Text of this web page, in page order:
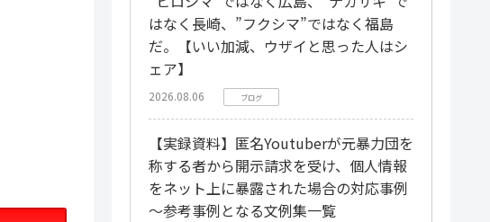
はなく長崎、”フクシマ”ではなく福島
だ。【いい加減、ウザイと思った人はシ
ェア】
2026.08.06 ブログ
【実録資料】匿名Youtuberが元暴力団を
称する者から開示請求を受け、個人情報
をネット上に暴露された場合の対応事例
～参考事例となる文例集一覧